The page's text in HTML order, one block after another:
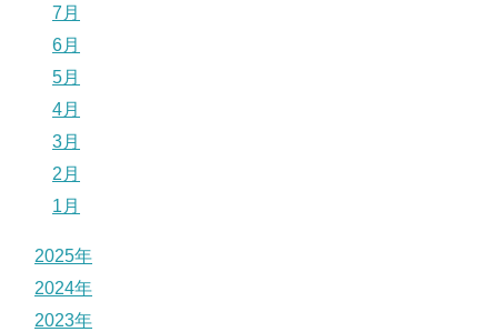
7月
6月
5月
4月
3月
2月
1月
2025年
2024年
2023年